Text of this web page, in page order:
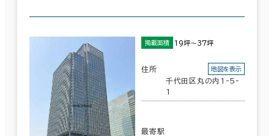
掲載面積 19坪～37坪
住所
千代田区丸の内1-5-
1
地図を表示
最寄駅